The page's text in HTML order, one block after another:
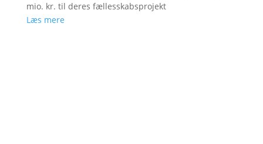
mio. kr. til deres fællesskabsprojekt
Læs mere